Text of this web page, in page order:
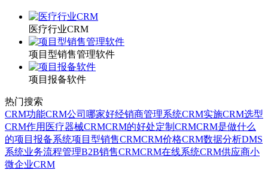
医疗行业CRM
项目型销售管理软件
项目报备软件
热门搜索
CRM功能CRM公司哪家好经销商管理系统CRM实施CRM选型
CRM作用 医疗器械CRMCRM的好处定制CRMCRM是做什么
的项目报备系统项目型销售CRMCRM价格CRM数据分析DMS
系统业务流程管理B2B销售CRMCRM在线系统CRM供应商小
微企业CRM